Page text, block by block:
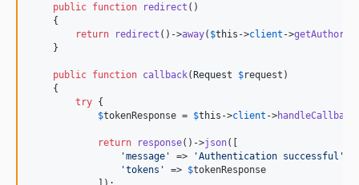
public function redirect ()
    {
return
redirect ()->away( $this ->client ->
    }
public function callback(Request $request )
    {
try {
$tokenResponse = $this ->client ->handleCallback
return response()->json([
'message ' => 'Authentication successful '
'tokens ' => $tokenResponse